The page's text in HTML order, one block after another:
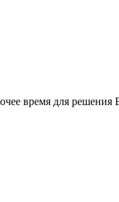
время для решения